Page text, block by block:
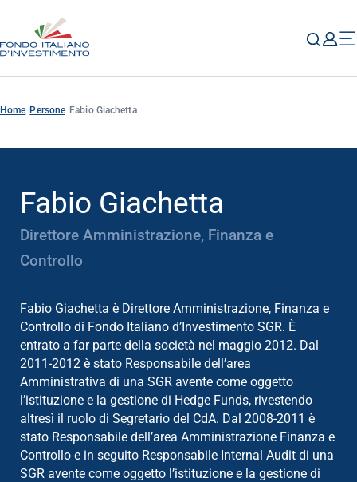
Home Persone Fabio Giachetta
Fabio Giachetta
Direttore Amministrazione, Finanza e
Controllo
Fabio Giachetta è Direttore Amministrazione, Finanza e
Controllo di Fondo Italiano d’Investimento SGR. È
entrato a far parte della società nel maggio 2012. Dal
2011-2012 è stato Responsabile dell’area
Amministrativa di una SGR avente come oggetto
l’istituzione e la gestione di Hedge Funds, rivestendo
altresì il ruolo di Segretario del CdA. Dal 2008-2011 è
stato Responsabile dell’area Amministrazione Finanza e
Controllo e in seguito Responsabile Internal Audit di una
SGR avente come oggetto l’istituzione e la gestione di